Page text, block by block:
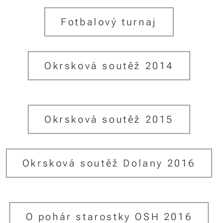
Fotbalový turnaj
Okrsková soutěž 2014
Okrsková soutěž 2015
Okrsková soutěž Dolany 2016
O pohár starostky OSH 2016